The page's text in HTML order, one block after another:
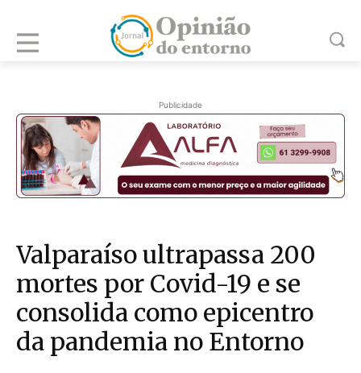
Publicidade
Valparaíso ultrapassa 200
mortes por Covid-19 e se
consolida como epicentro
da pandemia no Entorno